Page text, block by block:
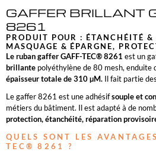
GAFFER BRILLANT
8261
PRODUIT POUR : ÉTANCHÉITÉ
MASQUAGE & ÉPARGNE,
Le ruban gaffer GAFF-TEC® 8261 est un
brillante polyéthylène de 80 mesh, enduite
épaisseur totale de 310 µM. Il fait partie
Le gaffer 8261 est une adhésifsouple et
métiers du bâtiment. Il est adapté à de
protection, étanchéité, réparation
QUELS SONT LES
TEC® 8261 ?